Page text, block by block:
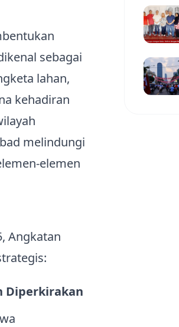
sebagai
lahan,
kehadiran
melindungi
Angkatan
Diperkirakan